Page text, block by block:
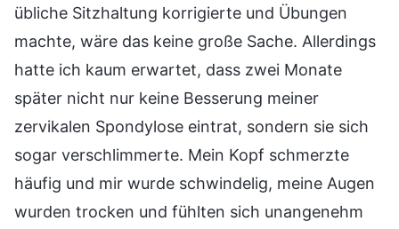
übliche Sitzhaltung korrigierte und Übungen
machte, wäre das keine große Sache. Allerdings
hatte ich kaum erwartet, dass zwei Monate
später nicht nur keine Besserung meiner
zervikalen Spondylose eintrat, sondern sie sich
sogar verschlimmerte. Mein Kopf schmerzte
häufig und mir wurde schwindelig, meine Augen
wurden trocken und fühlten sich unangenehm